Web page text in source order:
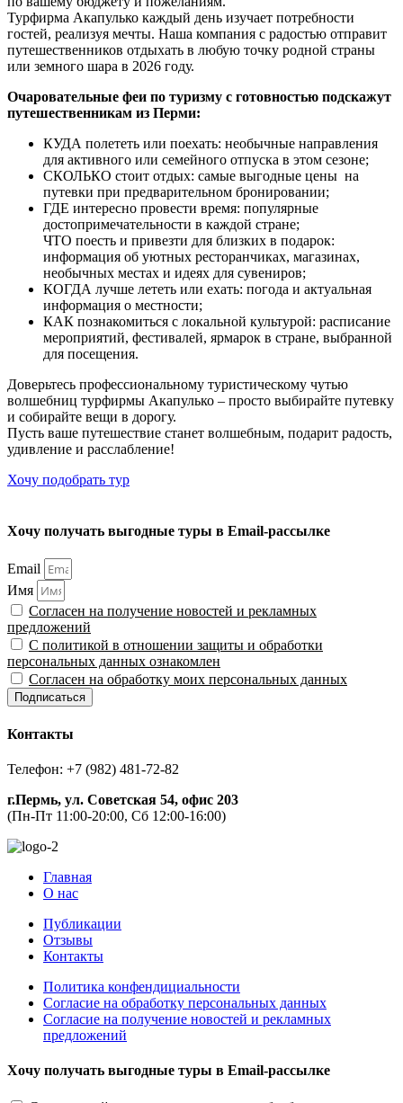
Турфирма Акапулько каждый день изучает потребности
гостей, реализуя мечты. Наша компания с радостью отправит
путешественников отдыхать в любую точку родной страны
или земного шара в 2026 году.
Очаровательные феи по туризму с готовностью подскажут
путешественникам из Перми:
КУДА полететь или поехать: необычные направления
для активного или семейного отпуска в этом сезоне;
СКОЛЬКО стоит отдых: самые выгодные цены на
путевки при предварительном бронировании;
ГДЕ интересно провести время: популярные
достопримечательности в каждой стране;
ЧТО поесть и привезти для близких в подарок:
информация об уютных ресторанчиках, магазинах,
необычных местах и идеях для сувениров;
КОГДА лучше лететь или ехать: погода и актуальная
информация о местности;
КАК познакомиться с локальной культурой: расписание
мероприятий, фестивалей, ярмарок в стране, выбранной
для посещения.
Доверьтесь профессиональному туристическому чутью
волшебниц турфирмы Акапулько – просто выбирайте путевку
и собирайте вещи в дорогу.
Пусть ваше путешествие станет волшебным, подарит радость,
удивление и расслабление!
Хочу подобрать тур
Хочу получать выгодные туры в Email-рассылке
Email
Имя
Согласен на получение новостей и рекламных
предложений
С политикой в отношении защиты и обработки
персональных данных ознакомлен
Согласен на обработку моих персональных данных
Подписаться
Контакты
Телефон: +7 (982) 481-72-82
г.Пермь, ул. Советская 54, офис 203
(Пн-Пт 11:00-20:00, Сб 12:00-16:00)
Главная
О нас
Публикации
Отзывы
Контакты
Политика конфендициальности
Согласие на обработку персональных данных
Согласие на получение новостей и рекламных
предложений
Хочу получать выгодные туры в Email-рассылке